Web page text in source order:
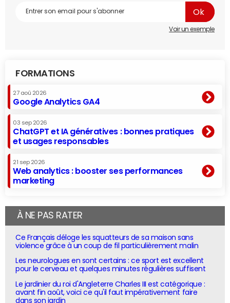
Voir un exemple
FORMATIONS
27 aoû 2026
Google Analytics GA4
03 sep 2026
ChatGPT et IA génératives : bonnes pratiques
et usages responsables
21 sep 2026
Web analytics : booster ses performances
marketing
À NE PAS RATER
Ce Français déloge les squatteurs de sa maison sans
violence grâce à un coup de fil particulièrement malin
Les neurologues en sont certains : ce sport est excellent
pour le cerveau et quelques minutes régulières suffisent
Le jardinier du roi d'Angleterre Charles III est catégorique :
avant fin août, voici ce qu'il faut impérativement faire
dans son jardin